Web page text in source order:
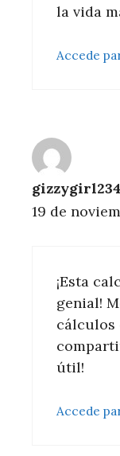
la vida
Accede
19 de
¡Esta
genial!
cálculos
útil!
Accede